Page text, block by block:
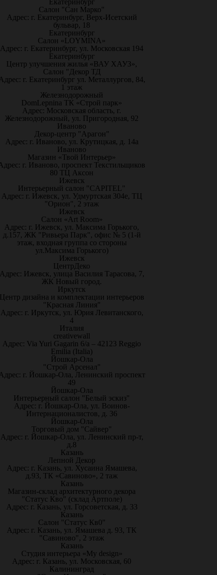
Екатеринбург
Салон "Сан Марко"
Адрес: г. Екатеринбург, Верх-Исетский
бульвар, 18
Екатеринбург
Салон «LOYMINA»
Адрес: г. Екатеринбург, ул. Московская 194
Екатеринбург
Центр улучшения жилья «ВАУ ХАУЗ»,
Салон "Декор ТД
г. Екатеринбург ул. Металлургов, 84,
1 этаж
Железнодорожный
DomLepnina ТК «Строй парк»
Адрес: Московская область, г.
Железнодорожный, ул. Пригородная, 92
Иваново
Декор-центр "Арагон"
Адрес: г. Иваново, ул. Крутицкая, д. 14а
Иваново
Магазин «Твой Интерьер»
г. Иваново, проспект Текстильщиков
80 ТЦ Аксон
Ижевск
Интерьерный салон "CAPITEL"
Адрес: г. Ижевск, ул. Удмуртская 304е, ТЦ
"Орион", 2 этаж
Ижевск
Салон «Art Room»
Адрес: г. Ижевск, ул. Максима Горького,
д.157, ЖК "Ривьера Парк", офис № 5 (1-й
этаж, входная группа со стороны
ул.Максима Горького)
Ижевск
ЦентрДеко
Ижевск, улица Василия Тарасова, 7,
ЖК Новый город.
Иркутск
дизайна и комплектации интерьеров
"Красная Линия"
Адрес: г. Иркутск, ул. Юрия Левитанского,
4
Италия
creativewall
Адрес: Via Yuri Gagarin 6/a – 42123 Reggio
Emilia (Italia)
Йошкар-Ола
"Строй Арсенал"
г. Йошкар-Ола, Ленинский проспект
49
Йошкар-Ола
Интерьерный салон "Белый эскиз"
Адрес: г. Йошкар-Ола, ул. Воинов-
Интернационалистов, д. 36
Йошкар-Ола
Торговый дом "Сайвер"
Адрес: г. Йошкар-Ола, ул. Ленинский пр-т,
д.8
Казань
Лепной Декор
Адрес: г. Казань, ул. Хусаина Ямашева,
д.93, ТК «Савиново», 2 таж
Казань
Магазин-склад архитектурного декора
"Статус Кво" (склад Артполе)
Адрес: г. Казань, ул. Горсоветская, д. 33
Казань
Салон "Статус Кв0"
Адрес: г. Казань, ул. Ямашева д. 93, ТК
"Савиново", 2 этаж
Казань
Студия интерьера «My design»
Адрес: г. Казань, ул. Московская, 60
Калининград